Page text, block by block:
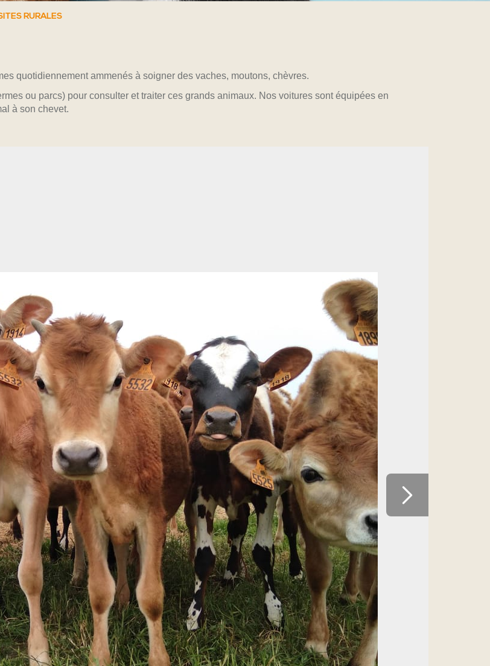
RURALES
quotidiennement ammenés à soigner des vaches, moutons, chèvres.
ou parcs) pour consulter et traiter ces grands animaux. Nos voitures sont équipées en
à son chevet.